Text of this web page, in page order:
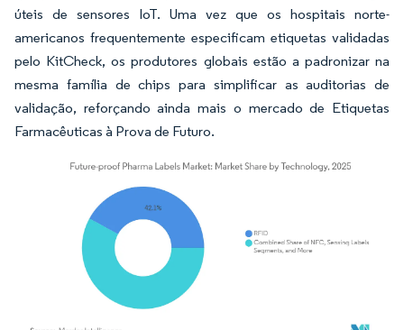
úteis de sensores IoT. Uma vez que os hospitais norte-
americanos frequentemente especificam etiquetas validadas
pelo KitCheck, os produtores globais estão a padronizar na
mesma família de chips para simplificar as auditorias de
validação, reforçando ainda mais o mercado de Etiquetas
Farmacêuticas à Prova de Futuro.